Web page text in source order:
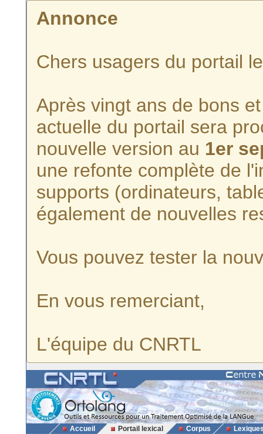
Annonce
Chers usagers du portail
Après vingt ans de bons
actuelle du portail sera
nouvelle version au 1er
une refonte complète de
supports (ordinateurs,
également de nouvelles
Vous pouvez tester la
En vous remerciant,
L'équipe du CNRTL
Accueil Portail lexical Corpus